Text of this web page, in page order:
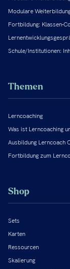
Modulare
Fortbildung: Klassen-
Schule/Institutionen:
Themen
Lerncoaching
Was ist Lerncoaching
Ausbildung Lerncoach
Fortbildung zum
Shop
Sets
Karten
Ressourcen
Skalierung